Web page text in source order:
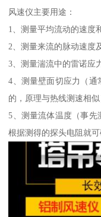
风速仪主要用途：
1、测量平均流动的速度
2、测量来流的脉动速度
3、测量湍流中的雷诺应
4、测量壁面切应力（
的，原理与热线测速相似
5、测量流体温度（事
根据测得的探头电阻就可